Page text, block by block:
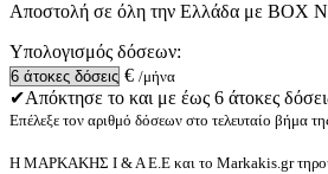
Αποστολή σε όλη την Ελλάδα με BOX
Υπολογισμός δόσεων:
€ /μήνα
✔Απόκτησε το και με έως 6 άτοκες
Επέλεξε τον αριθμό δόσεων στο τελευταίο βήμα
Η ΜΑΡΚΑΚΗΣ Ι & Α Ε.Ε και το Markakis.gr